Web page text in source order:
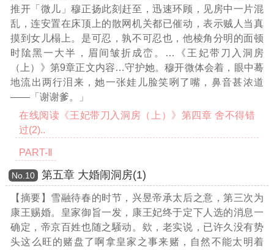
推开「微儿」穆正扬此刻赶至，迅速环顾，见房中一片混
乱，连安置在床顶上的散网机关都已催动，表示贼人当真
摸到女儿榻上。是可忍，孰不可忍也，他棱角分明的面顿
时隂黑一大半，眉间皱折成峦。
…《王妃带刀入洞房
（上）》第9章正文内容…守护她。穆开微体会着，眼中蓦
地流出两行泪来，她一张娃儿脸笑咧了嘴，鼻音甚浓道
——「谢谢爹。」
在线阅读《王妃带刀入洞房（上）》第四章 舍不得错
过(2)..
PART-Ⅱ
Νο.10 第五章 大婚闹洞房(1)
【摘要】雪融待春的时节，兴昱帝承太后之意，第三次为
康王赐婚。皇家御旨一发，康王妃终于定下人选的消息一
确定，帝京百姓也随之騒动。欸，老实说，已许久没有势
头这么旺的赌盘了啊拿皇家之事来赌，自然不能太明着